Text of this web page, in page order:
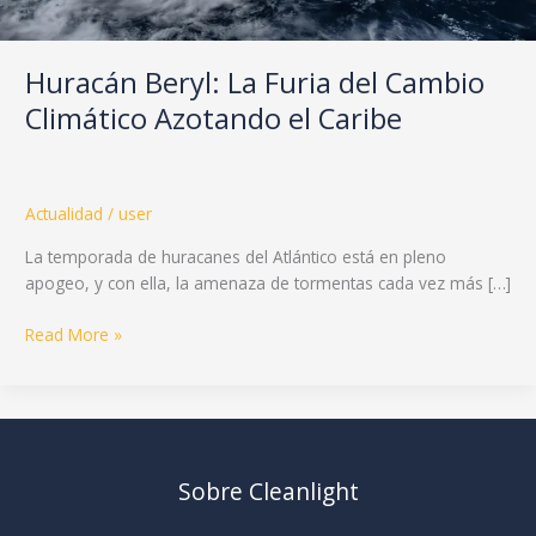
Huracán Beryl: La Furia del Cambio
Climático Azotando el Caribe
Actualidad / user
La temporada de huracanes del Atlántico está en pleno
apogeo, y con ella, la amenaza de tormentas cada vez más […]
Read More »
Sobre Cleanlight